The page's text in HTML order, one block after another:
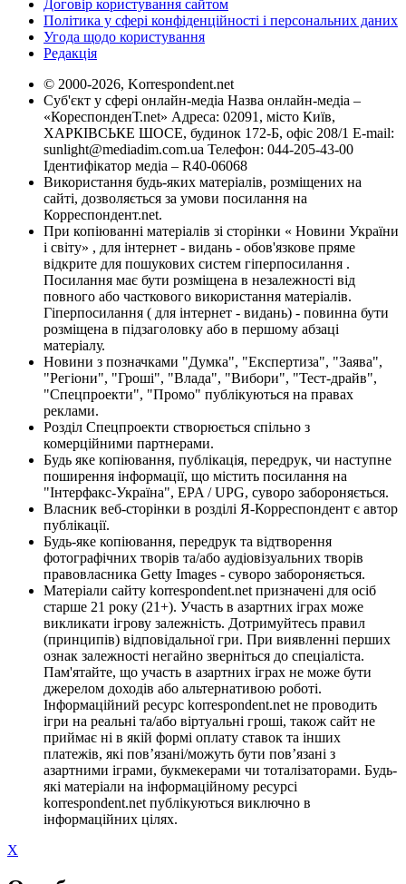
Договір користування сайтом
Політика у сфері конфіденційності і персональних даних
Угода щодо користування
Редакція
© 2000-2026, Korrespondent.net
Суб'єкт у сфері онлайн-медіа Назва онлайн-медіа –
«КореспонденТ.net» Адреса: 02091, місто Київ,
ХАРКІВСЬКЕ ШОСЕ, будинок 172-Б, офіс 208/1 E-mail:
sunlight@mediadim.com.ua Телефон: 044-205-43-00
Ідентифікатор медіа – R40-06068
Використання будь-яких матеріалів, розміщених на
сайті, дозволяється за умови посилання на
Корреспондент.net.
При копіюванні матеріалів зі сторінки « Новини України
і світу» , для інтернет - видань - обов'язкове пряме
відкрите для пошукових систем гіперпосилання .
Посилання має бути розміщена в незалежності від
повного або часткового використання матеріалів.
Гіперпосилання ( для інтернет - видань) - повинна бути
розміщена в підзаголовку або в першому абзаці
матеріалу.
Новини з позначками "Думка", "Експертиза", "Заява",
"Регіони", "Гроші", "Влада", "Вибори", "Тест-драйв",
"Спецпроекти", "Промо" публікуються на правах
реклами.
Розділ Спецпроекти створюється спільно з
комерційними партнерами.
Будь яке копіювання, публікація, передрук, чи наступне
поширення інформації, що містить посилання на
"Інтерфакс-Україна", EPA / UPG, суворо забороняється.
Власник веб-сторінки в розділі Я-Корреспондент є автор
публікації.
Будь-яке копіювання, передрук та відтворення
фотографічних творів та/або аудіовізуальних творів
правовласника Getty Images - суворо забороняється.
Матеріали сайту korrespondent.net призначені для осіб
старше 21 року (21+). Участь в азартних іграх може
викликати ігрову залежність. Дотримуйтесь правил
(принципів) відповідальної гри. При виявленні перших
ознак залежності негайно зверніться до спеціаліста.
Пам'ятайте, що участь в азартних іграх не може бути
джерелом доходів або альтернативою роботі.
Інформаційний ресурс korrespondent.net не проводить
ігри на реальні та/або віртуальні гроші, також сайт не
приймає ні в якій формі оплату ставок та інших
платежів, які пов’язані/можуть бути пов’язані з
азартними іграми, букмекерами чи тоталізаторами. Будь-
які матеріали на інформаційному ресурсі
korrespondent.net публікуються виключно в
інформаційних цілях.
X